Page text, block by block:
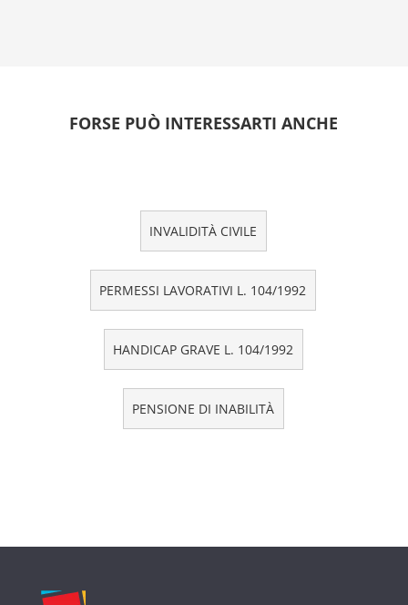
FORSE PUÒ INTERESSARTI ANCHE
INVALIDITÀ CIVILE
PERMESSI LAVORATIVI L. 104/1992
HANDICAP GRAVE L. 104/1992
PENSIONE DI INABILITÀ